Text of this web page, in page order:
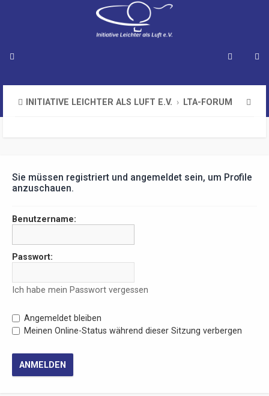
INITIATIVE LEICHTER ALS LUFT E.V. LTA-FORUM
Sie müssen registriert und angemeldet sein, um Profile
anzuschauen.
Benutzername:
Passwort:
Ich habe mein Passwort vergessen
Angemeldet bleiben
Meinen Online-Status während dieser Sitzung verbergen